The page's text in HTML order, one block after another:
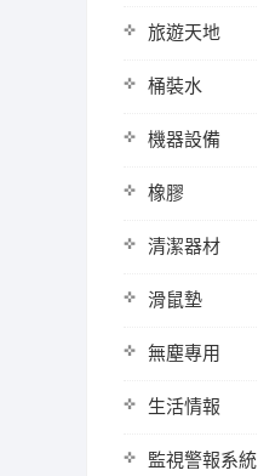
旅遊天地
桶裝水
機器設備
橡膠
清潔器材
滑鼠墊
無塵專用
生活情報
監視警報系統